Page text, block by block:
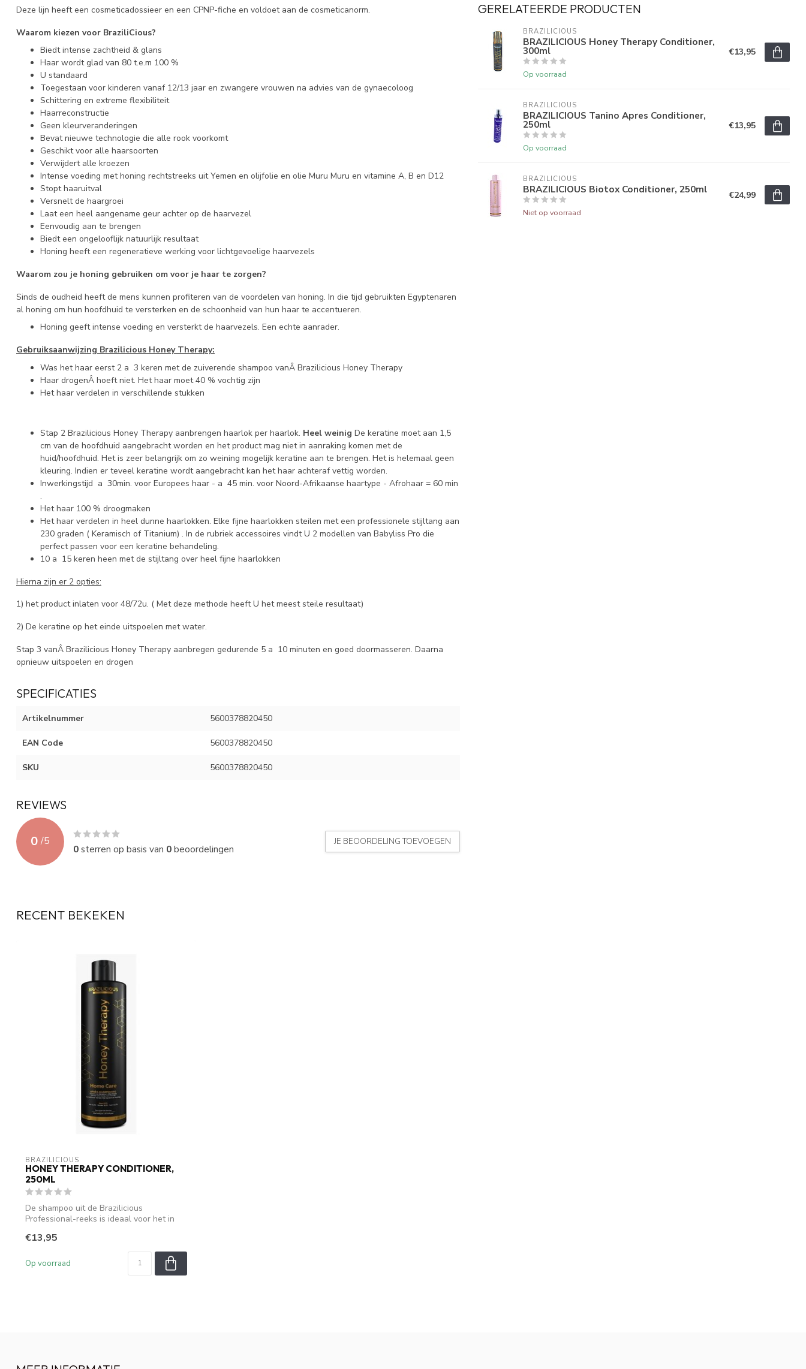
Deze lijn heeft een cosmeticadossieer en een CPNP-fiche en voldoet aan de cosmeticanorm.
Waarom kiezen voor BraziliCious?
Biedt intense zachtheid & glans
Haar wordt glad van 80 t.e.m 100 %
U standaard
Toegestaan voor kinderen vanaf 12/13 jaar en zwangere vrouwen na advies van de gynaecoloog
Schittering en extreme flexibiliteit
Haarreconstructie
Geen kleurveranderingen
Bevat nieuwe technologie die alle rook voorkomt
Geschikt voor alle haarsoorten
Verwijdert alle kroezen
Intense voeding met honing rechtstreeks uit Yemen en olijfolie en olie Muru Muru en vitamine A, B en D12
Stopt haaruitval
Versnelt de haargroei
Laat een heel aangename geur achter op de haarvezel
Eenvoudig aan te brengen
Biedt een ongelooflijk natuurlijk resultaat
Honing heeft een regeneratieve werking voor lichtgevoelige haarvezels
Waarom zou je honing gebruiken om voor je haar te zorgen?
Sinds de oudheid heeft de mens kunnen profiteren van de voordelen van honing. In die tijd gebruikten Egyptenaren
al honing om hun hoofdhuid te versterken en de schoonheid van hun haar te accentueren.
Honing geeft intense voeding en versterkt de haarvezels. Een echte aanrader.
Gebruiksaanwijzing Brazilicious Honey Therapy:
Was het haar eerst 2 a 3 keren met de zuiverende shampoo vanÂ Brazilicious Honey Therapy
Haar drogenÂ hoeft niet. Het haar moet 40 % vochtig zijn
Het haar verdelen in verschillende stukken
Stap 2 Brazilicious Honey Therapy aanbrengen haarlok per haarlok. Heel weinig De keratine moet aan 1,5
cm van de hoofdhuid aangebracht worden en het product mag niet in aanraking komen met de
huid/hoofdhuid. Het is zeer belangrijk om zo weining mogelijk keratine aan te brengen. Het is helemaal geen
kleuring. Indien er teveel keratine wordt aangebracht kan het haar achteraf vettig worden.
Inwerkingstijd a 30min. voor Europees haar - a 45 min. voor Noord-Afrikaanse haartype - Afrohaar = 60 min
.
Het haar 100 % droogmaken
Het haar verdelen in heel dunne haarlokken. Elke fijne haarlokken steilen met een professionele stijltang aan
230 graden ( Keramisch of Titanium) . In de rubriek accessoires vindt U 2 modellen van Babyliss Pro die
perfect passen voor een keratine behandeling.
10 a 15 keren heen met de stijltang over heel fijne haarlokken
Hierna zijn er 2 opties:
1) het product inlaten voor 48/72u. ( Met deze methode heeft U het meest steile resultaat)
2) De keratine op het einde uitspoelen met water.
Stap 3 vanÂ Brazilicious Honey Therapy aanbregen gedurende 5 a 10 minuten en goed doormasseren. Daarna
opnieuw uitspoelen en drogen
SPECIFICATIES
Artikelnummer 5600378820450
EAN Code 5600378820450
SKU 5600378820450
REVIEWS
0 /5
0sterren op basis van 0beoordelingen
JE BEOORDELING TOEVOEGEN
GERELATEERDE PRODUCTEN
BRAZILICIOUS
BRAZILICIOUS Honey Therapy Conditioner,
300ml
Op voorraad
€13,95
BRAZILICIOUS
BRAZILICIOUS Tanino Apres Conditioner,
250ml
Op voorraad
€13,95
BRAZILICIOUS
BRAZILICIOUS Biotox Conditioner, 250ml
Niet op voorraad
€24,99
RECENT BEKEKEN
BRAZILICIOUS
HONEY THERAPY CONDITIONER,
250ML
De shampoo uit de Brazilicious
Professional-reeks is ideaal voor het in
€13,95
Op voorraad